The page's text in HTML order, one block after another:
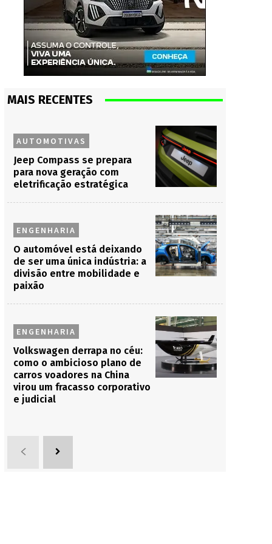
MAIS RECENTES
AUTOMOTIVAS
Jeep Compass se prepara
para nova geração com
eletrificação estratégica
ENGENHARIA
O automóvel está deixando
de ser uma única indústria: a
divisão entre mobilidade e
paixão
ENGENHARIA
Volkswagen derrapa no céu:
como o ambicioso plano de
carros voadores na China
virou um fracasso corporativo
e judicial